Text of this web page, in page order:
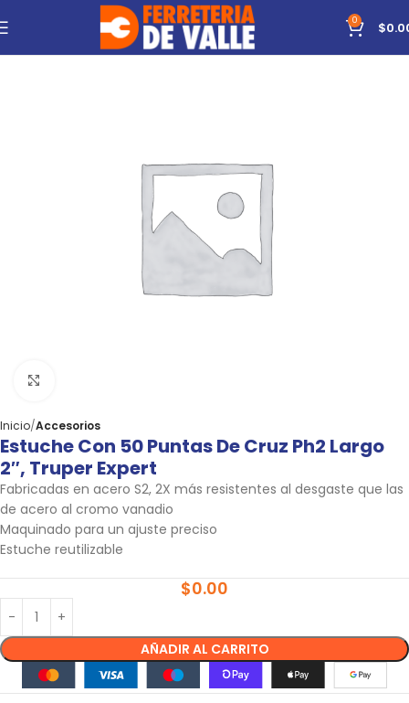
0 $
Inicio Accesorios
Estuche Con 50 Puntas De Cruz Ph2 Largo
2″, Truper Expert
Fabricadas en acero S2, 2X más resistentes al desgaste que las
de acero al cromo vanadio
Maquinado para un ajuste preciso
Estuche reutilizable
$0.00
AÑADIR AL CARRITO